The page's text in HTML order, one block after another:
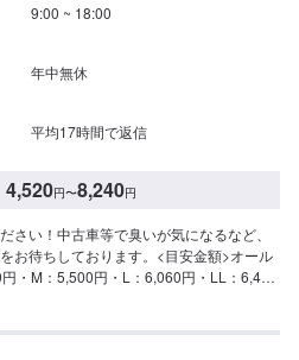
9:00 ~ 18:00
年中無休
平均17時間で返信
4,520円〜8,240円
さい！中古車等で臭いが気になるなど、
お待ちしております。<目安金額>オール
・M：5,500円・L：6,060円・LL：6,490
ッテリー交換のスピード作業、コーティ